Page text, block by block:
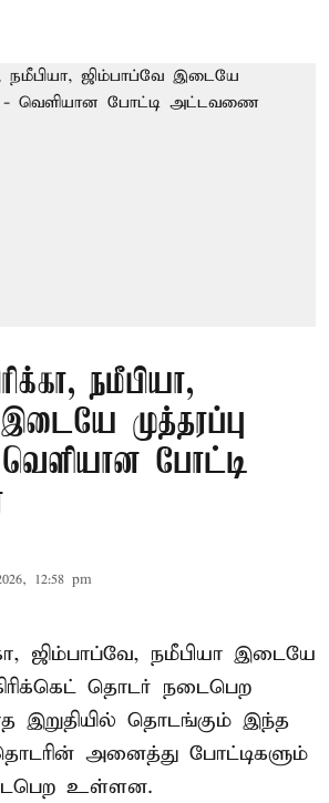
நமீபியா,
முத்தரப்பு
வெளியான போட்டி
12:58 pm
ஜிம்பாப்வே, நமீபியா இடையே
தொடர் நடைபெற
இறுதியில் தொடங்கும் இந்த
தொடரின் அனைத்து போட்டிகளும்
உள்ளன.